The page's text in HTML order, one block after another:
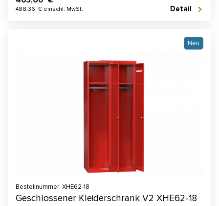
488,36 € einschl. MwSt. Detail
Neu
Bestellnummer: XHE62-18
Geschlossener Kleiderschrank V2 XHE62-18